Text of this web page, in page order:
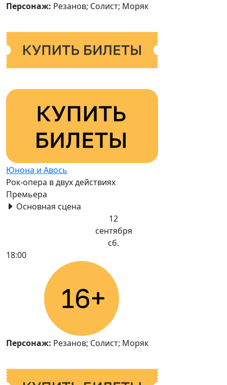
Персонаж: Резанов; Солист; Моряк
Юнона и Авось
Рок-опера в двух действиях
Премьера
Основная сцена
12
сентября
сб.
18:00
Персонаж: Резанов; Солист; Моряк